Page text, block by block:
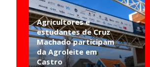
Agricultores e
estudantes de Cruz
Machado participam
da Agroleite em
Castro